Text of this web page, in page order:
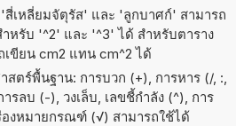
สี่เหลี่ยมจัตุรัส' และ 'ลูกบาศก์' สามารถ
หรับ '^2' และ '^3' ได้ สำหรับตาราง
เขียน cm2 แทน cm^2 ได้
ตร์พื้นฐาน: การบวก (+), การหาร (/, :,
รลบ (-), วงเล็บ, เลขชี้กำลัง (^), การ
งหมายกรณฑ์ (√) สามารถใช้ได้